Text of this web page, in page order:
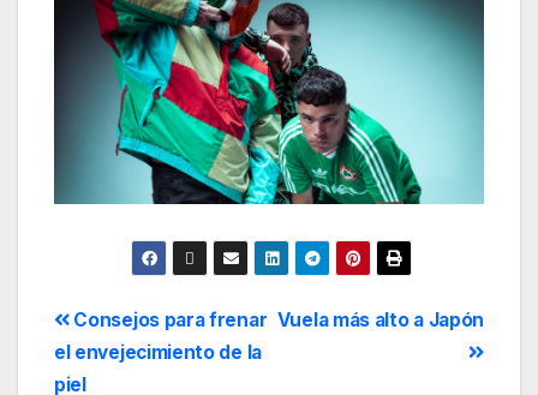
Vuela más alto a Japón
Consejos para frenar
el envejecimiento de la
piel